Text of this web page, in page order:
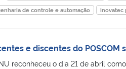
de controle e automação
inovatec
e discentes do
reconheceu o dia 21 de abril